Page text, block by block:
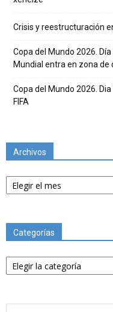
Crisis y reestructuración
Copa del Mundo 2026.
Mundial entra en zona de
Copa del Mundo 2026.
FIFA
Archivos
Archivos
Categorías
Categorías